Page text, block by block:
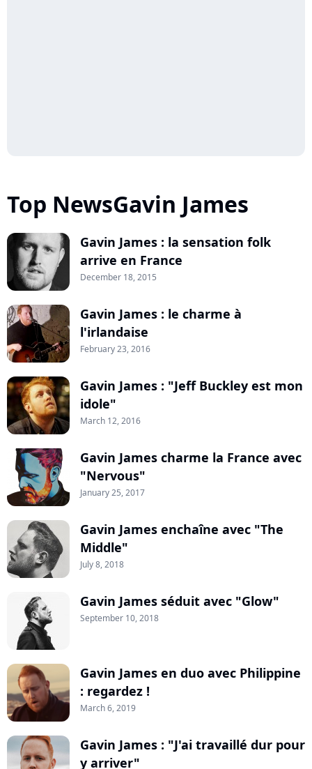
Top NewsGavin James
Gavin James : la sensation folk
arrive en France
December 18, 2015
Gavin James : le charme à
l'irlandaise
February 23, 2016
Gavin James : "Jeff Buckley est mon
idole"
March 12, 2016
Gavin James charme la France avec
"Nervous"
January 25, 2017
Gavin James enchaîne avec "The
Middle"
July 8, 2018
Gavin James séduit avec "Glow"
September 10, 2018
Gavin James en duo avec Philippine
: regardez !
March 6, 2019
Gavin James : "J'ai travaillé dur pour
y arriver"